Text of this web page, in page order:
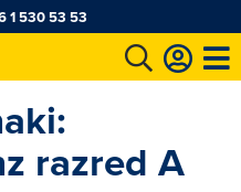
1 530 53 53
za volanom
razred A